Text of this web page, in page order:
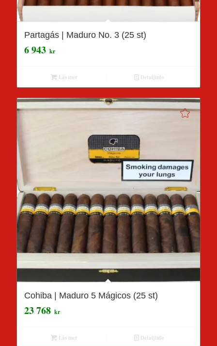
Partagás | Maduro No. 3 (25 st)
6 943 kr
Läs mer Detaljinfo
Cohiba | Maduro 5 Mágicos (25 st)
23 768 kr
Läs mer Detaljinfo